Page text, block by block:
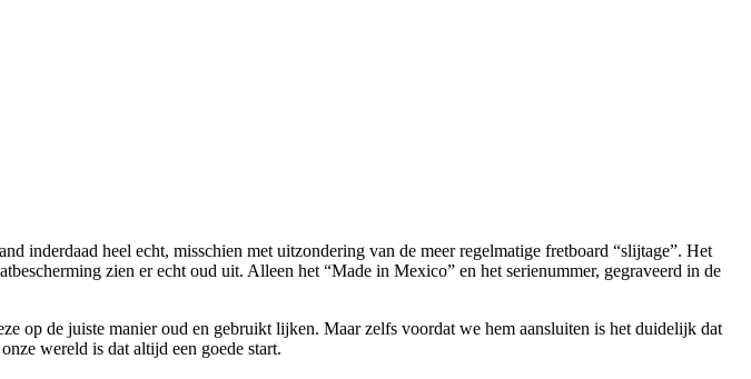
inderdaad heel echt, misschien met uitzondering van de meer regelmatige fretboard “slijtage”. Het
zien er echt oud uit. Alleen het “Made in Mexico” en het serienummer, gegraveerd in de
op de juiste manier oud en gebruikt lijken. Maar zelfs voordat we hem aansluiten is het duidelijk dat
wereld is dat altijd een goede start.